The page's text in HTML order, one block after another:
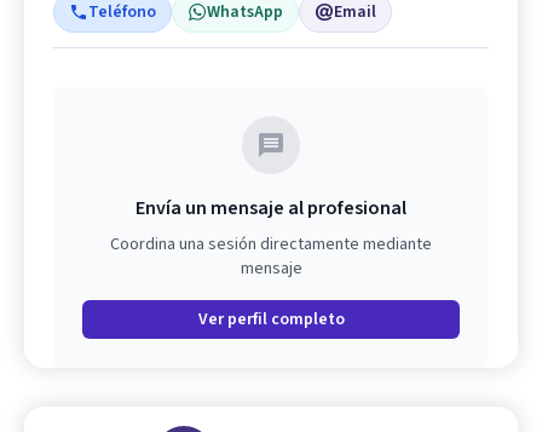
Teléfono WhatsApp Email
Envía un mensaje al profesional
Coordina una sesión directamente mediante
mensaje
Ver perfil completo